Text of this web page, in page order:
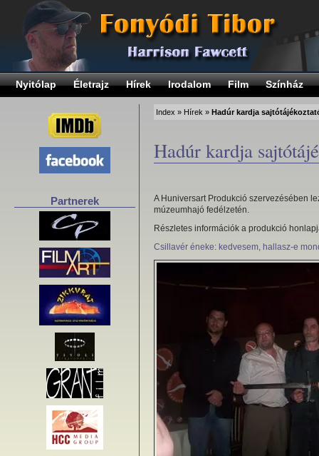
Nyitólap Életrajz Hírek Irodalom Film Színház
Partnerek
Index » Hírek » Hadúr kardja
Hadúr kardja
A Huniversart Produkció szervezésében
múzeumhajó fedélzetén.
Részletes információk a produkció
Csillavér éneke: kedvesem, hallasz-e